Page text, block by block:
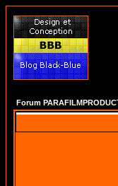
Forum